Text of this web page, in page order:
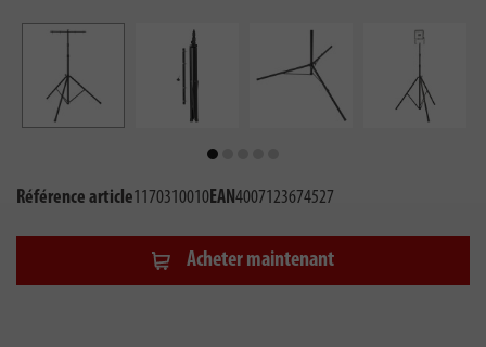
Référence article1170310010EAN4007123674527
Acheter maintenant